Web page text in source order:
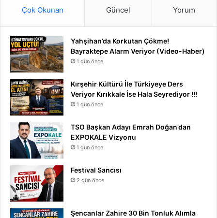
Çok Okunan Güncel Yorum
Yahşihan’da Korkutan Çökme!
Bayraktepe Alarm Veriyor (Video-Haber)
1 gün önce
Kırşehir Kültürü İle Türkiyeye Ders
Veriyor Kırıkkale İse Hala Seyrediyor !!!
1 gün önce
TSO Başkan Adayı Emrah Doğan’dan
EXPOKALE Vizyonu
1 gün önce
Festival Sancısı
2 gün önce
Şencanlar Zahire 30 Bin Tonluk Alımla